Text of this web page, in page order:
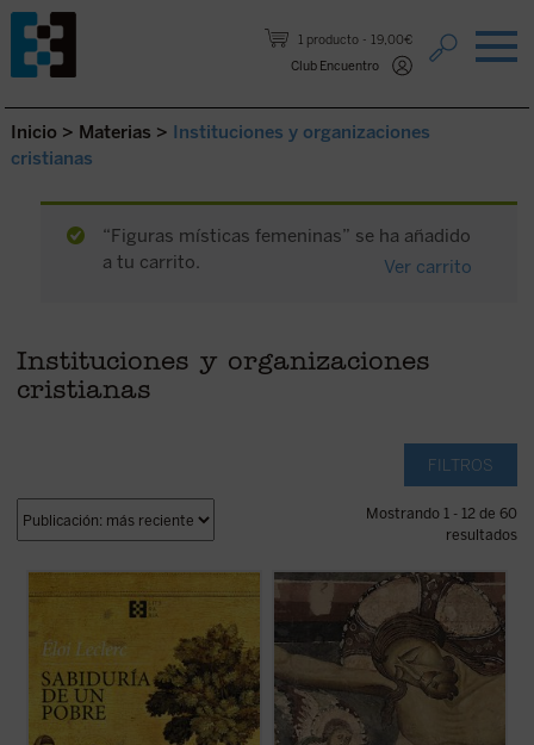
1 producto
19,00€
Club Encuentro
Saltar al contenido.
Inicio > Materias > Instituciones y organizaciones
cristianas
“Figuras místicas femeninas” se ha añadido
a tu carrito.
Ver carrito
Instituciones y organizaciones
cristianas
FILTROS
Mostrando 1 - 12 de 60
resultados
biografía al uso, sino de una narración
cautivadora que, sin dejar de ser
profundamente fiel, invita a recorrer la
experiencia franciscana como una historia
Esta edición ofrece una nueva ... (ver ficha)
¿Qué hacer cuando el sufrimiento se
vuelve insoportable y las respuestas
convencionales ya no bastan? El monje y
obispo Erik Varden nos propone un camino.
Inspirándose en un antiguo poema
cisterciense, este libro nos invita a
contemplar ...